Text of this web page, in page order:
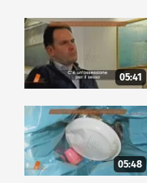
05:41
05:48